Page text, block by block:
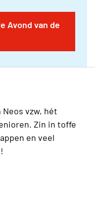
Avond van de
vzw, hét
Zin in toffe
en veel